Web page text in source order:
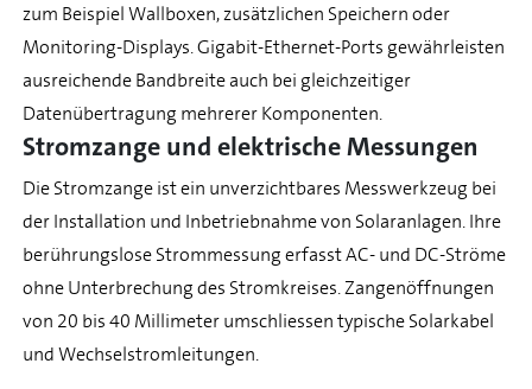
zum Beispiel Wallboxen, zusätzlichen Speichern oder
Monitoring-Displays. Gigabit-Ethernet-Ports gewährleisten
ausreichende Bandbreite auch bei gleichzeitiger
Datenübertragung mehrerer Komponenten.
Stromzange und elektrische Messungen
Die Stromzange ist ein unverzichtbares Messwerkzeug bei
der Installation und Inbetriebnahme von Solaranlagen. Ihre
berührungslose Strommessung erfasst AC- und DC-Ströme
ohne Unterbrechung des Stromkreises. Zangenöffnungen
von 20 bis 40 Millimeter umschliessen typische Solarkabel
und Wechselstromleitungen.